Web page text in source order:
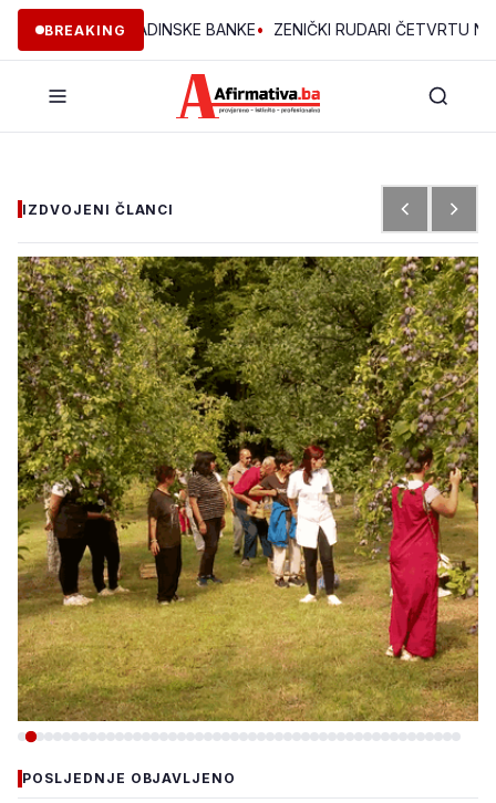
BREAKING
OMLADINSKE BANKE• ZENIČKI RUDARI ČETVRTU NOĆ U
IZDVOJENI ČLANCI
POSLJEDNJE OBJAVLJENO